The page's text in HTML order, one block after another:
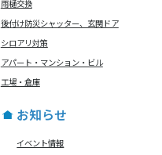
雨樋交換
後付け防災シャッター、玄関ドア
シロアリ対策
アパート・マンション・ビル
工場・倉庫
お知らせ
イベント情報